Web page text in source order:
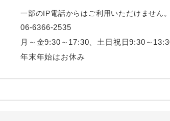
一部のIP電話からはご利用いただけません。
06-6366-2535
月～金9:30～17:30、土日祝日9:30～
年末年始はお休み